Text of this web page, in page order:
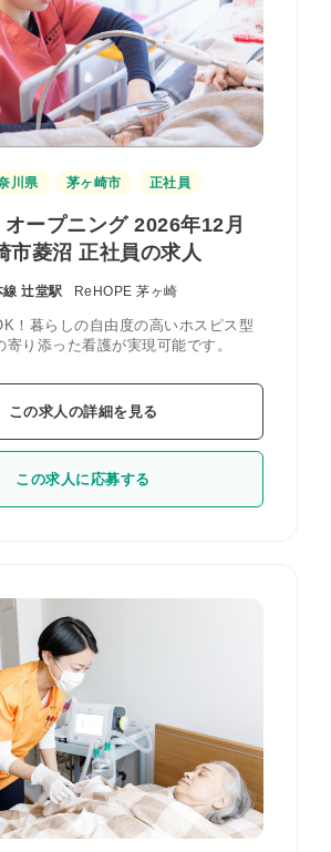
川県 茅ヶ崎市 正社員
オープニング 2026年12月
市菱沼 正社員の求人
辻堂駅 ReHOPE 茅ヶ崎
！暮らしの自由度の高いホスピス型
り添った看護が実現可能です。
この求人の詳細を見る
この求人に応募する